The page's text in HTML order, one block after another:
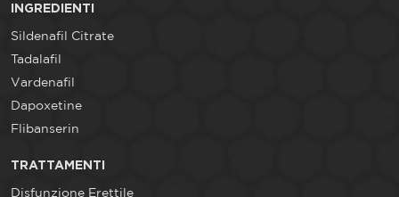
INGREDIENTI
Sildenafil Citrate
Tadalafil
Vardenafil
Dapoxetine
Flibanserin
TRATTAMENTI
Disfunzione Erettile